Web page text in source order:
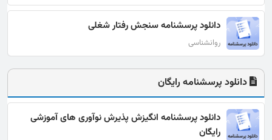
دانلود پرسشنامه سنجش رفتار شغلی
روانشناسی
دانلود پرسشنامه رایگان
دانلود پرسشنامه انگیزش پذیرش نوآوری های آموزشی
رایگان